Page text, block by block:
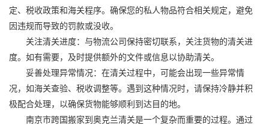
定、税收政策和海关程序。确保您的私人物品符合相关规定，避免
因违规而导致的罚款或没收。
关注清关进度：与物流公司保持密切联系，关注货物的清关进
度。如有需要，及时提供额外的文件或信息以协助清关。
妥善处理异常情况：在清关过程中，可能会出现一些异常情
况，如海关查验、税收调整等。遇到这种情况时，请保持冷静并积
极配合处理，以确保货物能够顺利到达目的地。
南京市跨国搬家到奥克兰清关是一个复杂而重要的过程。通过